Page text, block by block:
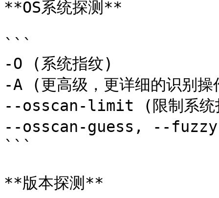
**OS系统探测**
```
-O (系统指纹)
-A (更高级，更详细的识别操
--osscan-limit (限制系统
--osscan-guess, --fuzzy
```
**版本探测**